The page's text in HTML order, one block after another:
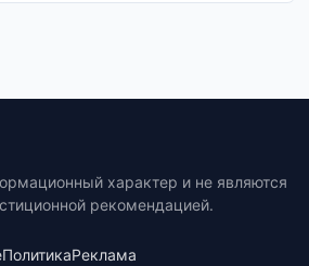
характер и не являются
рекомендацией.
ПолитикаРеклама